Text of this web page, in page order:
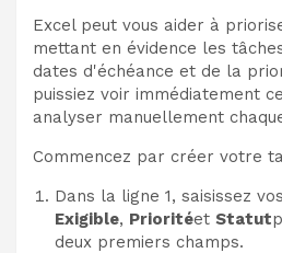
Excel peut vous aider à
mettant en évidence les
dates d'échéance et de la
puissiez voir immédiatement
analyser manuellement
Commencez par créer votre
Dans la ligne 1, saisissez
Exigible, Prioritéet Statut
deux premiers champs.